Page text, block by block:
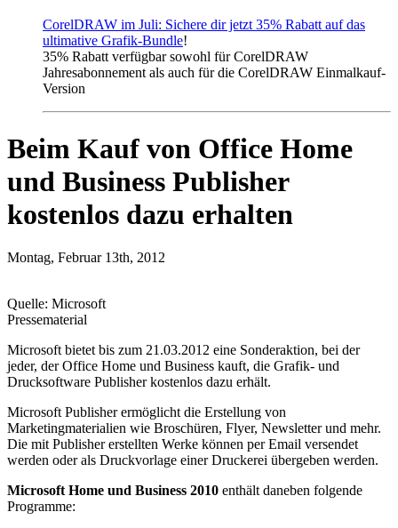
CorelDRAW im Juli: Sichere dir jetzt 35% Rabatt auf das
ultimative Grafik-Bundle!
35% Rabatt verfügbar sowohl für CorelDRAW
Jahresabonnement als auch für die CorelDRAW Einmalkauf-
Version
Beim Kauf von Office Home
und Business Publisher
kostenlos dazu erhalten
Montag, Februar 13th, 2012
Quelle: Microsoft
Pressematerial
Microsoft bietet bis zum 21.03.2012 eine Sonderaktion, bei der
jeder, der Office Home und Business kauft, die Grafik- und
Drucksoftware Publisher kostenlos dazu erhält.
Microsoft Publisher ermöglicht die Erstellung von
Marketingmaterialien wie Broschüren, Flyer, Newsletter und mehr.
Die mit Publisher erstellten Werke können per Email versendet
werden oder als Druckvorlage einer Druckerei übergeben werden.
Microsoft Home und Business 2010 enthält daneben folgende
Programme: